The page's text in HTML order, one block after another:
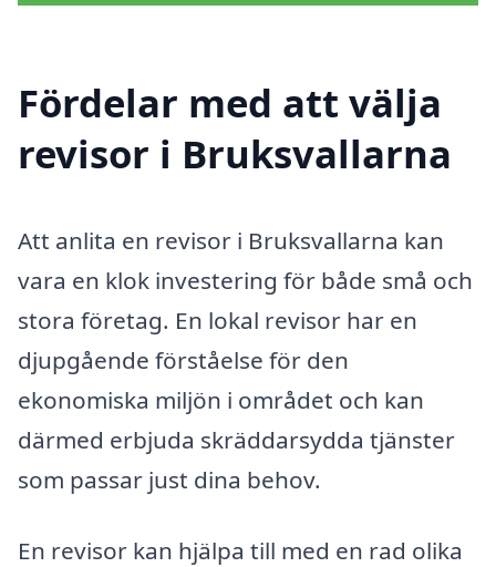
Fördelar med att välja
revisor i Bruksvallarna
Att anlita en revisor i Bruksvallarna kan
vara en klok investering för både små och
stora företag. En lokal revisor har en
djupgående förståelse för den
ekonomiska miljön i området och kan
därmed erbjuda skräddarsydda tjänster
som passar just dina behov.
En revisor kan hjälpa till med en rad olika